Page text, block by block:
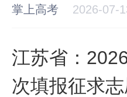
掌上高考 2026-07-
江苏省：
次填报征求